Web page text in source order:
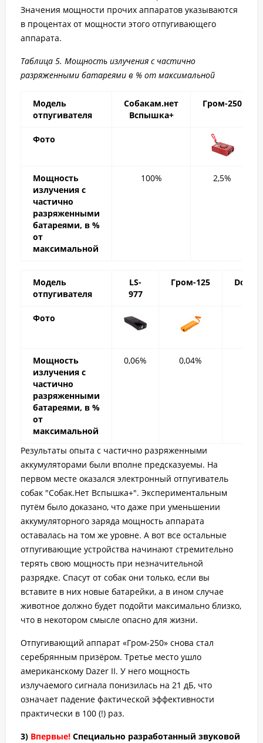
Значения мощности прочих аппаратов указываются
в процентах от мощности этого отпугивающего
аппарата.
Таблица 5. Мощность излучения с частично
разряженными батареями в % от максимальной
Модель
отпугивателя
Собакам.нет
Вспышка+
Гром-250
Фото
Мощность
излучения с
частично
разряженными
батареями, в %
от
максимальной
100% 2,5%
Модель
отпугивателя
LS-
977
Гром-125
Фото
Мощность
излучения с
частично
разряженными
батареями, в %
от
максимальной
0,06% 0,04%
Результаты опыта с частично разряженными
аккумуляторами были вполне предсказуемы. На
первом месте оказался электронный отпугиватель
собак "Собак.Нет Вспышка+". Экспериментальным
путём было доказано, что даже при уменьшении
аккумуляторного заряда мощность аппарата
оставалась на том же уровне. А вот все остальные
отпугивающие устройства начинают стремительно
терять свою мощность при незначительной
разрядке. Спасут от собак они только, если вы
вставите в них новые батарейки, а в ином случае
животное должно будет подойти максимально близко,
что в некотором смысле опасно для жизни.
Отпугивающий аппарат «Гром-250» снова стал
серебрянным призёром. Третье место ушло
американскому Dazer II. У него мощность
излучаемого сигнала понизилась на 21 дБ, что
означает падение фактической эффективности
практически в 100 (!) раз.
3) Впервые! Специально разработанный звуковой